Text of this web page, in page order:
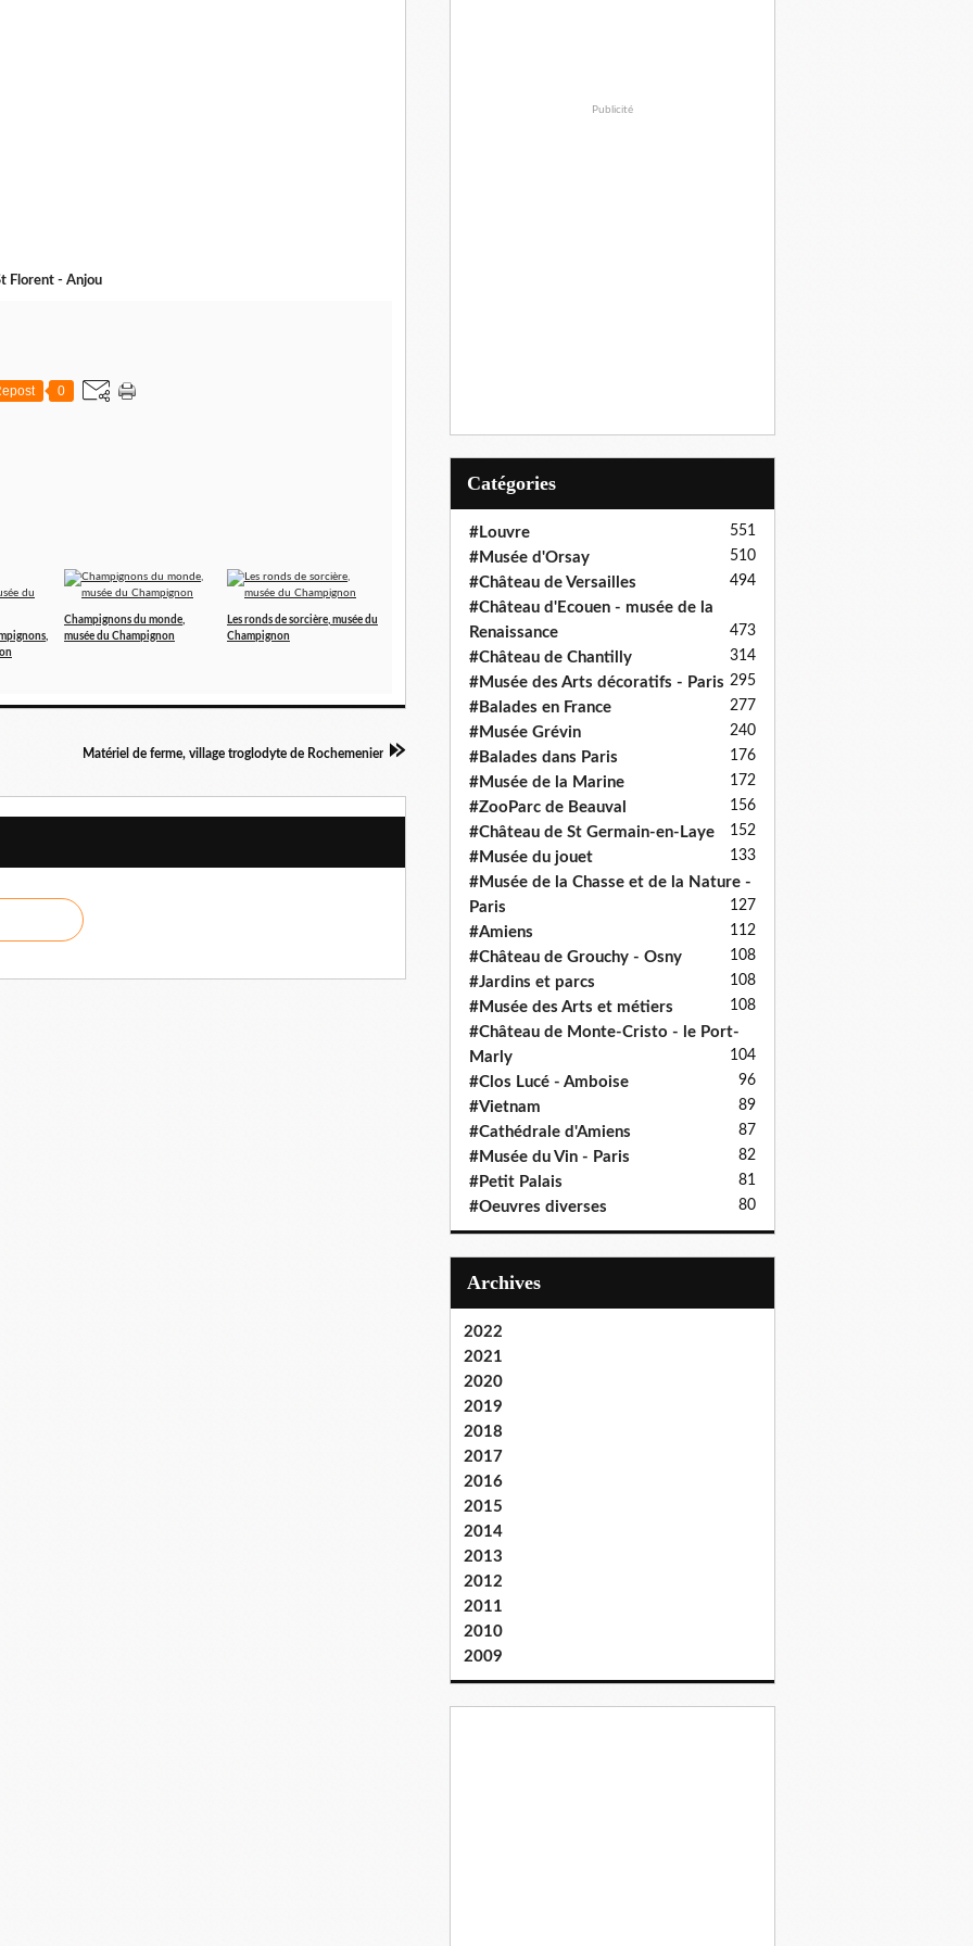
Florent - Anjou
0
Champignons du monde,
musée du Champignon
Les ronds de sorcière, musée du
Champignon
Matériel de ferme, village troglodyte de Rochemenier
Publicité
Catégories
#Louvre 551
#Musée d'Orsay 510
#Château de Versailles 494
#Château d'Ecouen - musée de la
Renaissance
473
#Château de Chantilly 314
#Musée des Arts décoratifs - Paris 295
#Balades en France 277
#Musée Grévin 240
#Balades dans Paris 176
#Musée de la Marine 172
#ZooParc de Beauval 156
#Château de St Germain-en-Laye 152
#Musée du jouet 133
#Musée de la Chasse et de la Nature -
Paris
127
#Amiens 112
#Château de Grouchy - Osny 108
#Jardins et parcs 108
#Musée des Arts et métiers 108
#Château de Monte-Cristo - le Port-
Marly
104
#Clos Lucé - Amboise 96
#Vietnam 89
#Cathédrale d'Amiens 87
#Musée du Vin - Paris 82
#Petit Palais 81
#Oeuvres diverses 80
Archives
2022
2021
2020
2019
2018
2017
2016
2015
2014
2013
2012
2011
2010
2009